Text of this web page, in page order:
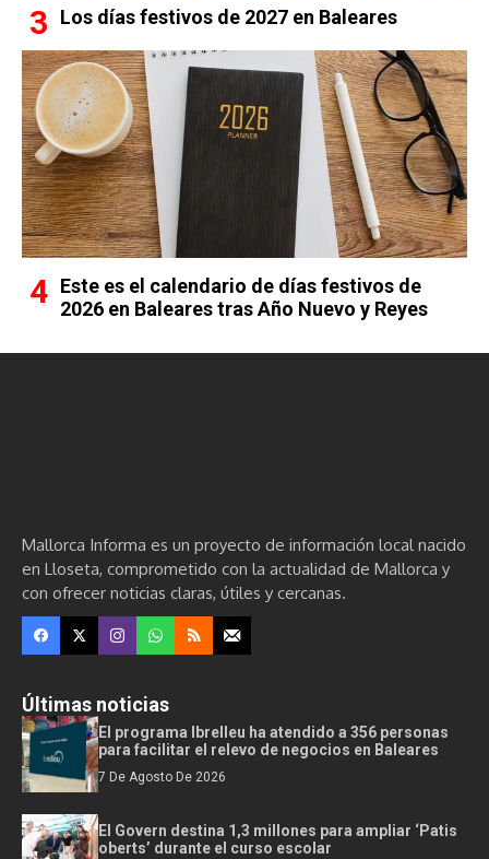
Los días festivos de 2027 en Baleares
Este es el calendario de días festivos de
2026 en Baleares tras Año Nuevo y Reyes
Mallorca Informa es un proyecto de información local nacido
en Lloseta, comprometido con la actualidad de Mallorca y
con ofrecer noticias claras, útiles y cercanas.
Últimas noticias
El programa Ibrelleu ha atendido a 356 personas
para facilitar el relevo de negocios en Baleares
7 De Agosto De 2026
El Govern destina 1,3 millones para ampliar ‘Patis
oberts’ durante el curso escolar